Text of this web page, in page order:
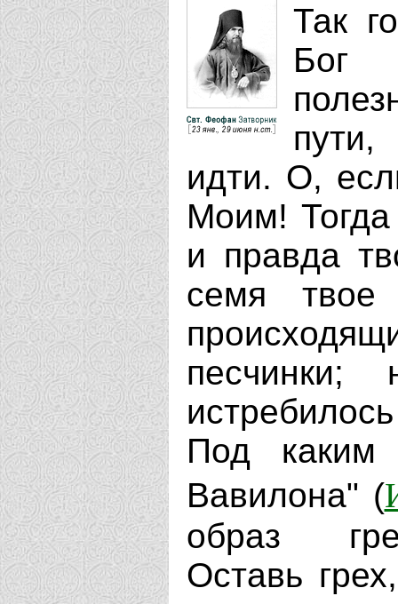
Так
Бог
идти. О,
Моим!
и правда
семя
Под каким
Вавилона" (
образ
Оставь